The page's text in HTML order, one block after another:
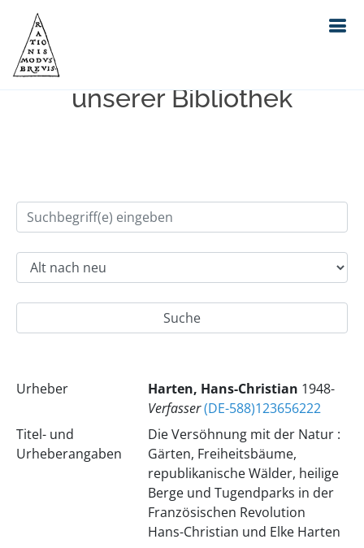
Einfache Suche im Bestand
unserer Bibliothek
Urheber Harten, Hans-Christian 1948-
Verfasser(DE-588)123656222
Titel- und
Urheberangaben
Die Versöhnung mit der Natur :
Gärten, Freiheitsbäume,
republikanische Wälder, heilige
Berge und Tugendparks in der
Französischen Revolution
Hans-Christian und Elke Harten